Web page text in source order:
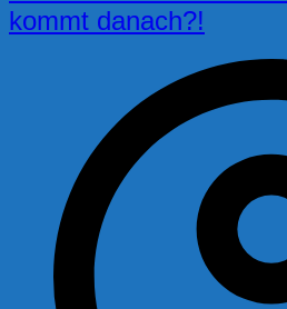
kommt danach?!